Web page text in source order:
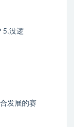
5.没逻
发展的赛